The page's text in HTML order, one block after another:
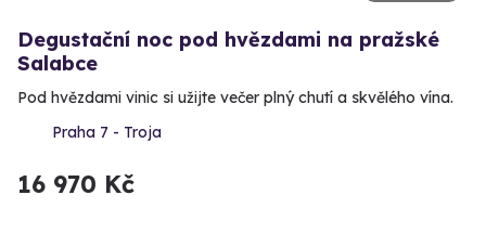
Degustační noc pod hvězdami na pražské
Salabce
Pod hvězdami vinic si užijte večer plný chutí a skvělého vína.
Praha 7 - Troja
16 970 Kč